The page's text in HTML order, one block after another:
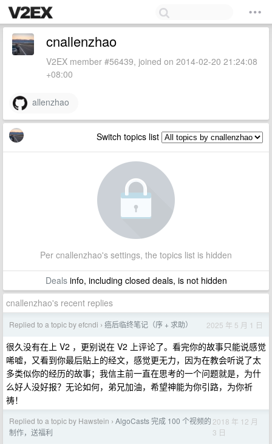
cnallenzhao
V2EX member #56439, joined on 2014-02-20 21:24:08
+08:00
allenzhao
Switch topics list
Per cnallenzhao's settings, the topics list is hidden
Dealsinfo, including closed deals, is not hidden
cnallenzhao's recent replies
Replied to a topic by efcndi › 癌后临终笔记（序 + 求助） 2025 年 5 月 1 日
很久没有在上 V2 ，更别说在 V2 上评论了。看完你的故事只能说感觉
唏嘘，又看到你最后贴上的经文，感觉更无力，因为在教会听说了太
多类似你的经历的故事；我信主前一直在思考的一个问题就是，为什
么好人没好报？无论如何，弟兄加油，希望神能为你引路，为你祈
祷！
Replied to a topic by Hawstein › AlgoCasts 完成 100 个视频的
制作，送福利
2018 年 12 月
3 日